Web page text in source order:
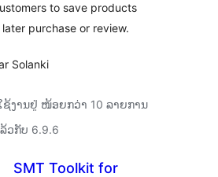
to save products
purchase or review.
Solanki
ຊ້ງານຢູ່ ໜ້ອຍກວ່າ 10 ລາຍການ
ວກັບ 6.9.6
SMT Toolkit for